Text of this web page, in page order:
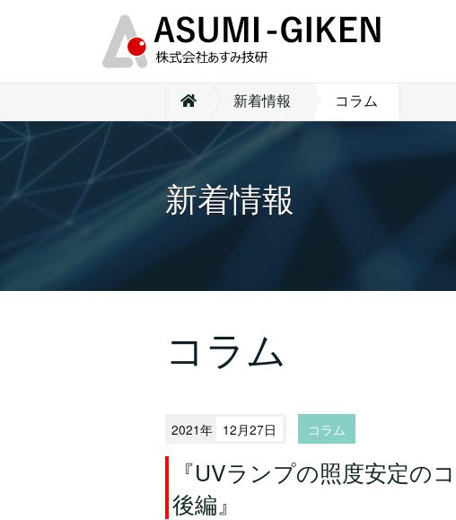
新着情報 コラム
新着情報
コラム
2021年 12月27日 コラム
『UVランプの照度安定の
後編』